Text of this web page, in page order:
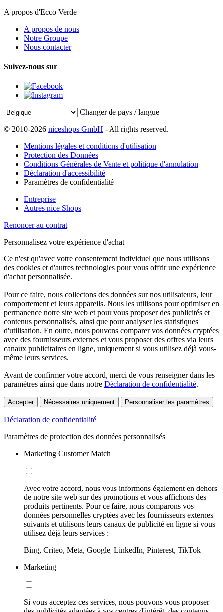
A propos d'Ecco Verde
A propos de nous
Notre Groupe
Nous contacter
Suivez-nous sur
Changer de pays / langue
© 2010-2026 niceshops GmbH - All rights reserved.
Mentions légales et conditions d'utilisation
Protection des Données
Conditions Générales de Vente et politique d'annulation
Déclaration d'accessibilité
Paramètres de confidentialité
Entreprise
Autres nice Shops
Renoncer au contrat
Personnalisez votre expérience d'achat
Ce n'est qu'avec votre consentement individuel que nous utilisons
des cookies et d'autres technologies pour vous offrir une expérience
d'achat personnalisée.
Pour ce faire, nous collectons des données sur nos utilisateurs, leur
comportement et leurs appareils. Nous les utilisons pour optimiser en
permanence notre site web et pour vous proposer des publicités et
contenus personnalisés, ainsi que pour analyser les statistiques
d'utilisation. En outre, nous pouvons comparer vos données cryptées
avec des fournisseurs externes et vous proposer des offres via leurs
canaux publicitaires en ligne, uniquement si vous utilisez déjà vous-
même leurs services.
Avant de confirmer votre accord, merci de vous renseigner dans les
paramètres ainsi que dans notre Déclaration de confidentialité.
Accepter Nécessaires uniquement Personnaliser les paramètres
Déclaration de confidentialité
Paramètres de protection des données personnalisés
Marketing Customer Match
Avec votre accord, nous vous informons également en dehors
de notre site web sur des promotions et vous affichons des
produits pertinents. Pour ce faire, nous comparons vos
données personnelles cryptées avec les fournisseurs externes
suivants et utilisons leurs canaux de publicité en ligne si vous
utilisez déjà leurs services :
Bing, Criteo, Meta, Google, LinkedIn, Pinterest, TikTok
Marketing
Si vous acceptez ces services, nous pouvons vous proposer